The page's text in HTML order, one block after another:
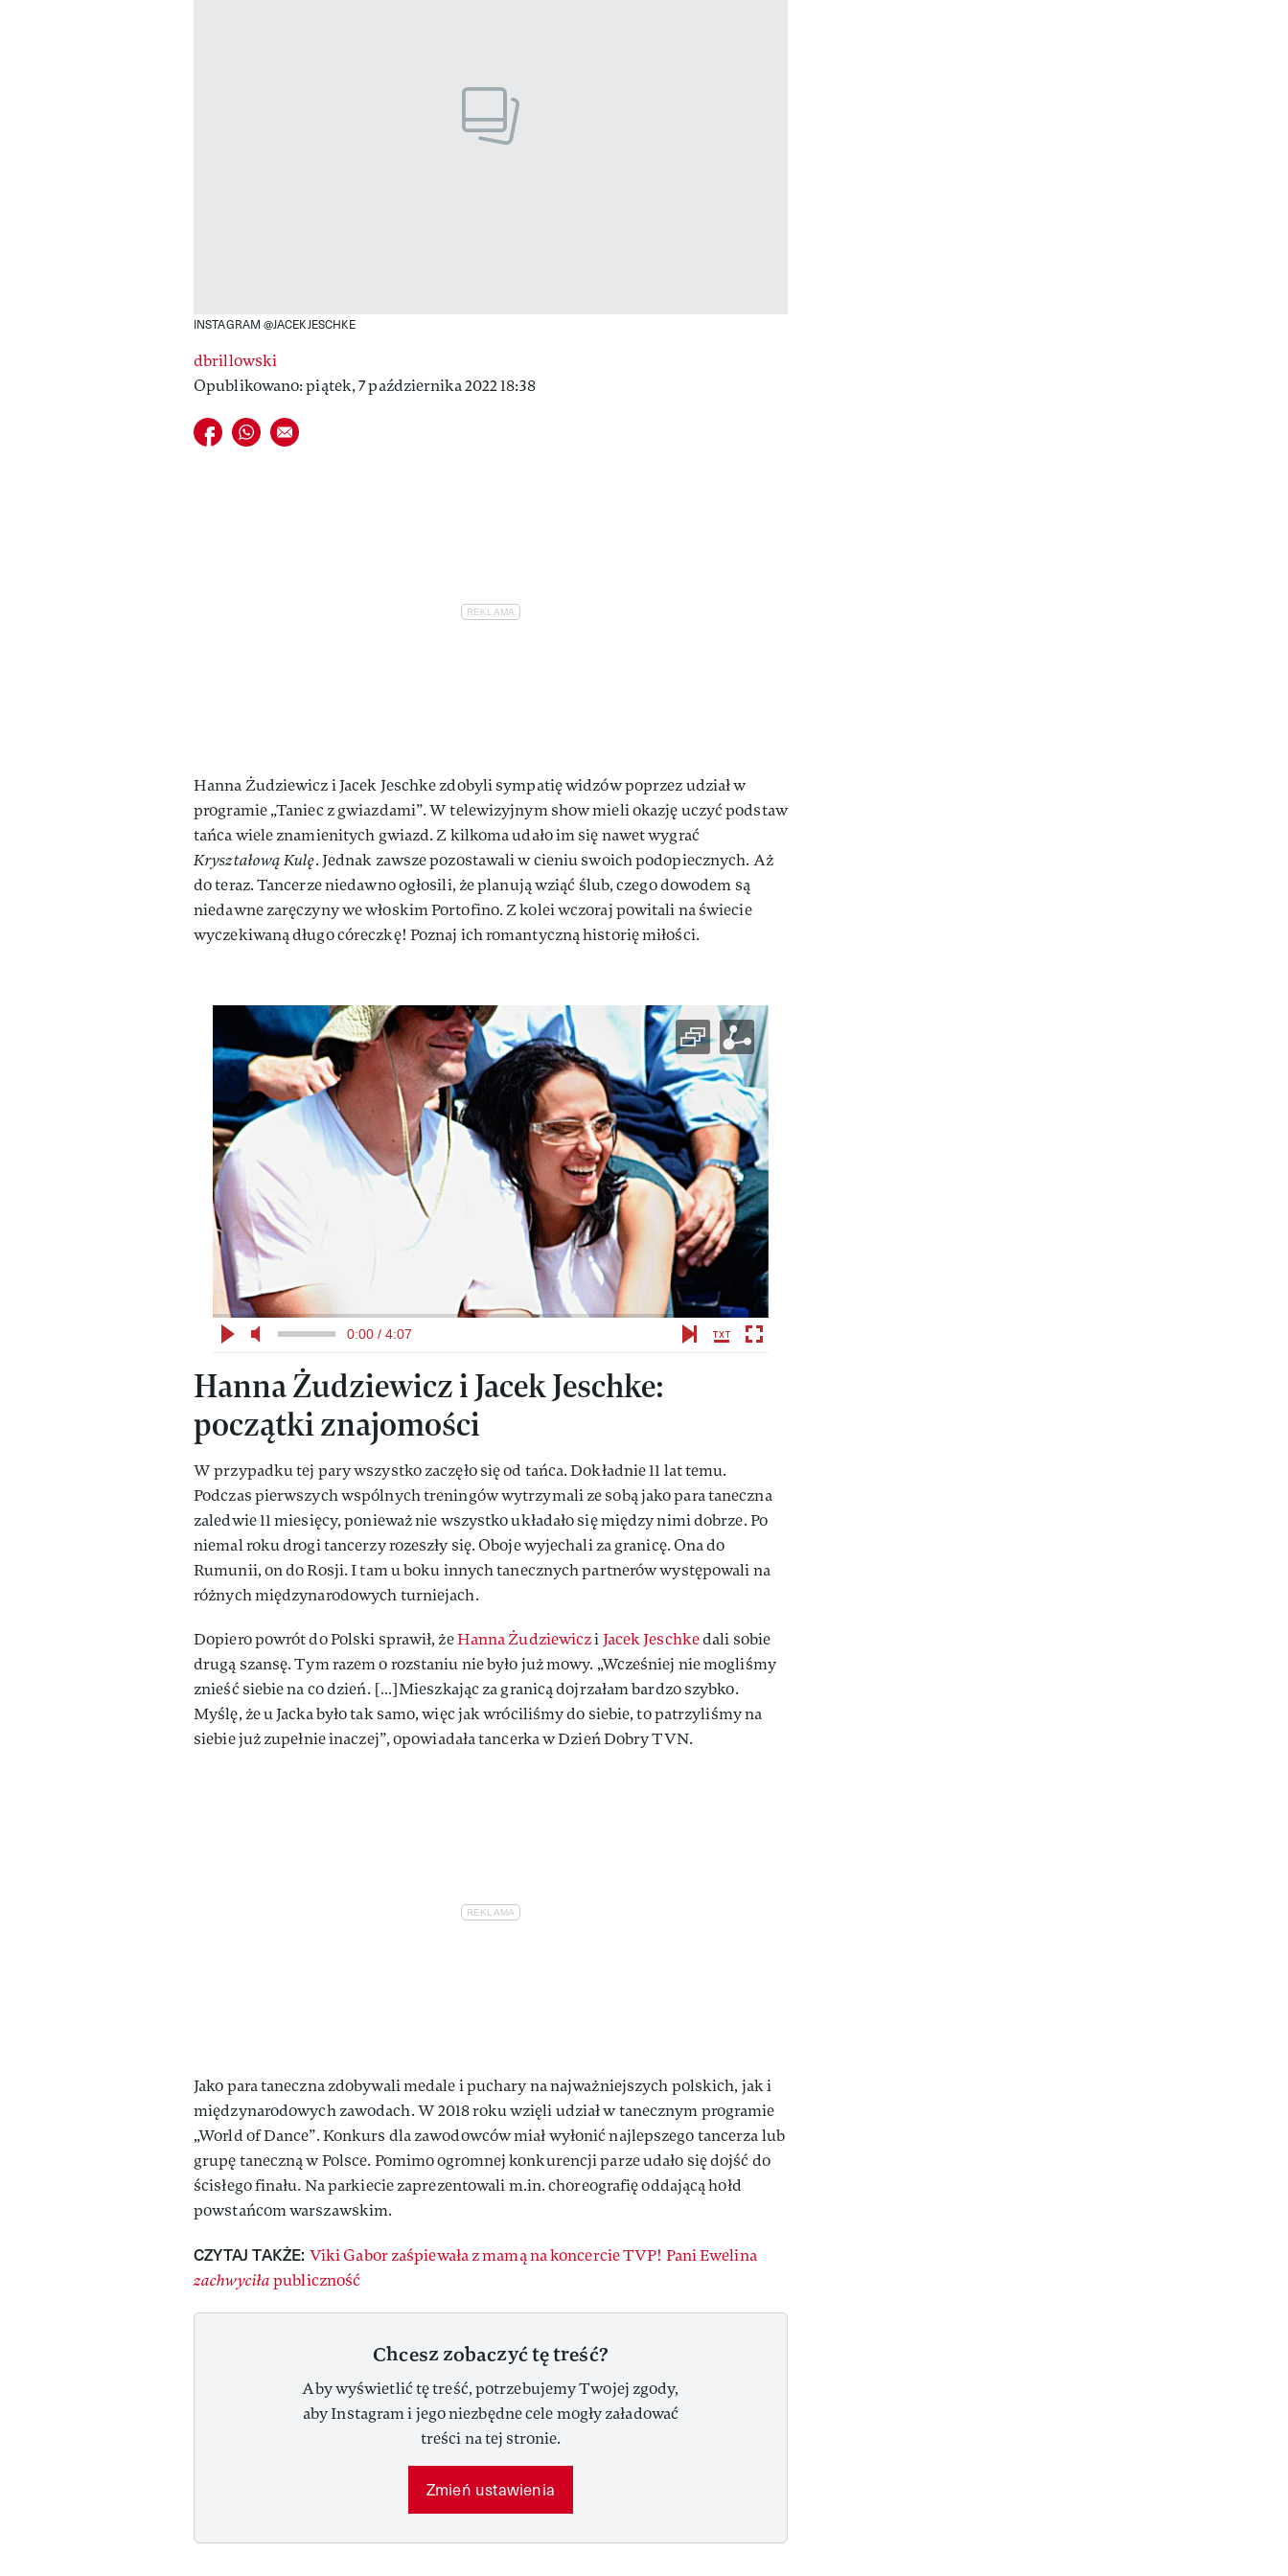
INSTAGRAM @JACEKJESCHKE
dbrillowski
Opublikowano: piątek, 7 października 2022 18:38
Udostępnij na facebook
Udostępnij na whatsapp
E-mail do przyjaciela
Hanna Żudziewicz i Jacek Jeschke zdobyli sympatię widzów poprzez udział w
programie „Taniec z gwiazdami”. W telewizyjnym show mieli okazję uczyć podstaw
tańca wiele znamienitych gwiazd. Z kilkoma udało im się nawet wygrać
Kryształową Kulę. Jednak zawsze pozostawali w cieniu swoich podopiecznych. Aż
do teraz. Tancerze niedawno ogłosili, że planują wziąć ślub, czego dowodem są
niedawne zaręczyny we włoskim Portofino. Z kolei wczoraj powitali na świecie
wyczekiwaną długo córeczkę! Poznaj ich romantyczną historię miłości.
0:00 / 4:07
Hanna Żudziewicz i Jacek Jeschke:
początki znajomości
W przypadku tej pary wszystko zaczęło się od tańca. Dokładnie 11 lat temu.
Podczas pierwszych wspólnych treningów wytrzymali ze sobą jako para taneczna
zaledwie 11 miesięcy, ponieważ nie wszystko układało się między nimi dobrze. Po
niemal roku drogi tancerzy rozeszły się. Oboje wyjechali za granicę. Ona do
Rumunii, on do Rosji. I tam u boku innych tanecznych partnerów występowali na
różnych międzynarodowych turniejach.
Dopiero powrót do Polski sprawił, żeHanna Żudziewiczi Jacek Jeschkedali sobie
drugą szansę. Tym razem o rozstaniu nie było już mowy. „Wcześniej nie mogliśmy
znieść siebie na co dzień. […]Mieszkając za granicą dojrzałam bardzo szybko.
Myślę, że u Jacka było tak samo, więc jak wróciliśmy do siebie, to patrzyliśmy na
siebie już zupełnie inaczej”, opowiadała tancerka w Dzień Dobry TVN.
Jako para taneczna zdobywali medale i puchary na najważniejszych polskich, jak i
międzynarodowych zawodach. W 2018 roku wzięli udział w tanecznym programie
„World of Dance”. Konkurs dla zawodowców miał wyłonić najlepszego tancerza lub
grupę taneczną w Polsce. Pomimo ogromnej konkurencji parze udało się dojść do
ścisłego finału. Na parkiecie zaprezentowali m.in. choreografię oddającą hołd
powstańcom warszawskim.
CZYTAJ TAKŻE: Viki Gabor zaśpiewała z mamą na koncercie TVP! Pani Ewelina
zachwyciłapubliczność
Chcesz zobaczyć tę treść?
Aby wyświetlić tę treść, potrzebujemy Twojej zgody,
aby Instagram i jego niezbędne cele mogły załadować
treści na tej stronie.
Zmień ustawienia